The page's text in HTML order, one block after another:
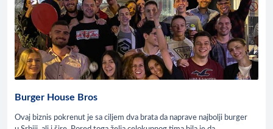
Burger House Bros
Ovaj biznis pokrenut je sa ciljem dva brata da naprave najbolji burger